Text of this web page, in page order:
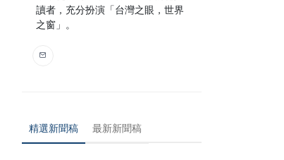
讀者，充分扮演「台灣之眼，世界
之窗」。
精選新聞稿 最新新聞稿